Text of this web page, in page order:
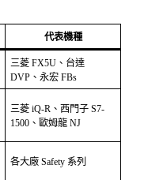
代表機種
三菱 FX5U、台達
DVP、永宏 FBs
三菱 iQ-R、西門子 S7-
1500、歐姆龍 NJ
各大廠 Safety 系列